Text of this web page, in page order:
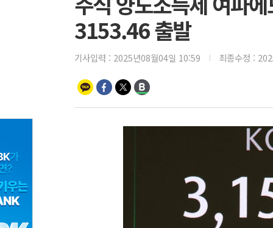
3153.46 출발
기사입력 : 2025년08월04일 10:59 최종수정 :